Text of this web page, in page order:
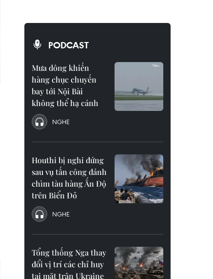
PODCAST
Mưa dông khiến
hàng chục chuyến
bay tới Nội Bài
không thể hạ cánh
NGHE
Houthi bị nghi đứng
sau vụ tấn công đánh
chìm tàu hàng Ấn Độ
trên Biển Đỏ
NGHE
Tổng thống Nga thay
đổi vị trí các chỉ huy
tại mặt trận Ukraine